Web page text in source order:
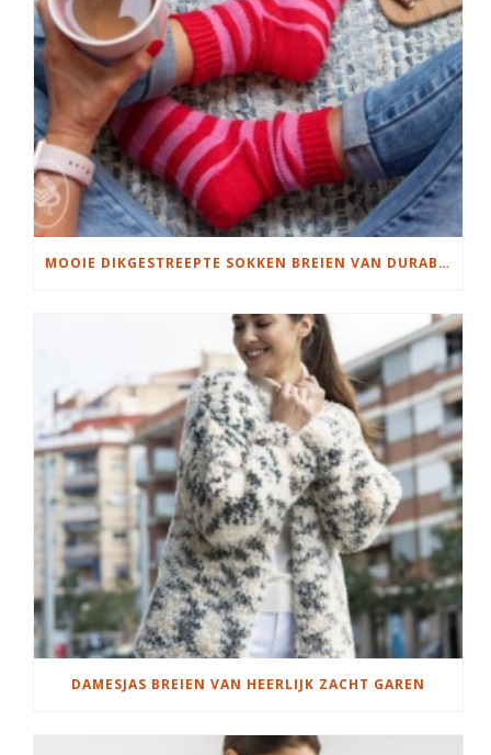
MOOIE DIKGESTREEPTE SOKKEN BREIEN VAN DURABLE GAREN
DAMESJAS BREIEN VAN HEERLIJK ZACHT GAREN